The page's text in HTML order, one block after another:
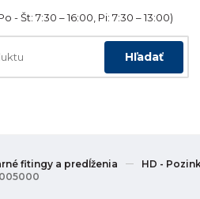
- Št: 7:30 – 16:00, Pi: 7:30 – 13:00)
Hľadať
fitingy a predĺženia
HD -